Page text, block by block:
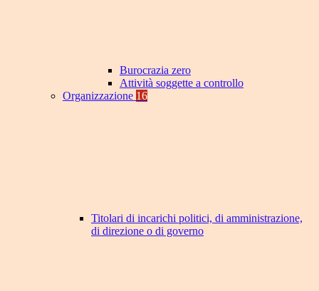
Burocrazia zero
Attività soggette a controllo
Organizzazione 16
Titolari di incarichi politici, di amministrazione,
di direzione o di governo